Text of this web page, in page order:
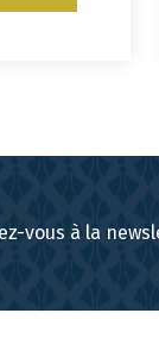
vous à la